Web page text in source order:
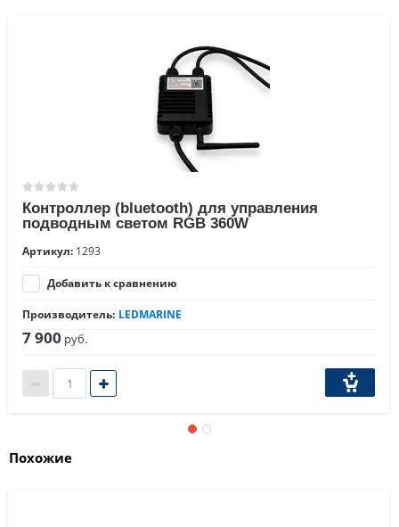
Контроллер (bluetooth) для управления
подводным светом RGB 360W
Артикул: 1293
Добавить к сравнению
Производитель: LEDMARINE
7 900 руб.
Похожие